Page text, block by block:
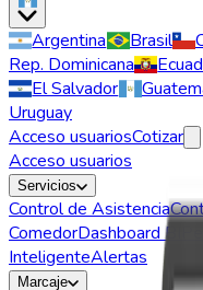
Argentina Brasil
Rep. Dominicana
El Salvador
Uruguay
Acceso usuariosCotizar
Acceso usuarios
Servicios
Control de Asistencia
ComedorDashboard BI
InteligenteAlertas
Marcaje